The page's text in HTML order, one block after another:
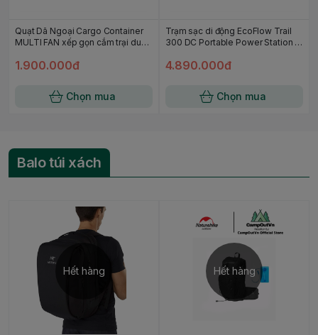
Quạt Dã Ngoại Cargo Container
MULTI FAN xếp gọn cắm trại du
1.900.000đ
Chọn mua
Trạm sạc di động EcoFlow Trail
300 DC Portable Power Station |
4.890.000đ
Chọn mua
Balo túi xách
Hết hàng Hết hàng